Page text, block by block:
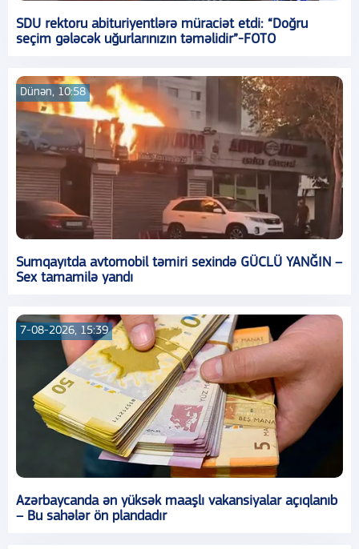
SDU rektoru abituriyentlərə müraciət etdi: “Doğru
seçim gələcək uğurlarınızın təməlidir”-FOTO
Dünən, 10:58
Sumqayıtda avtomobil təmiri sexində GÜCLÜ YANĞIN –
Sex tamamilə yandı
7-08-2026, 15:39
Azərbaycanda ən yüksək maaşlı vakansiyalar açıqlanıb
– Bu sahələr ön plandadır